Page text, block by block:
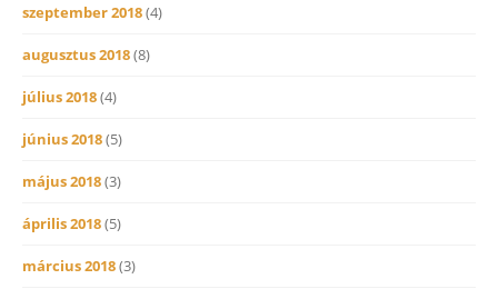
szeptember 2018(4)
augusztus 2018(8)
július 2018(4)
június 2018(5)
május 2018(3)
április 2018(5)
március 2018(3)